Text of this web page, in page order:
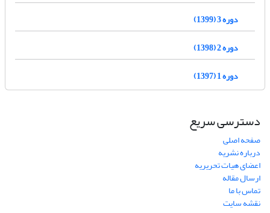
دوره 3 (1399)
دوره 2 (1398)
دوره 1 (1397)
دسترسی سریع
صفحه اصلی
درباره نشریه
اعضای هیات تحریریه
ارسال مقاله
تماس با ما
نقشه سایت